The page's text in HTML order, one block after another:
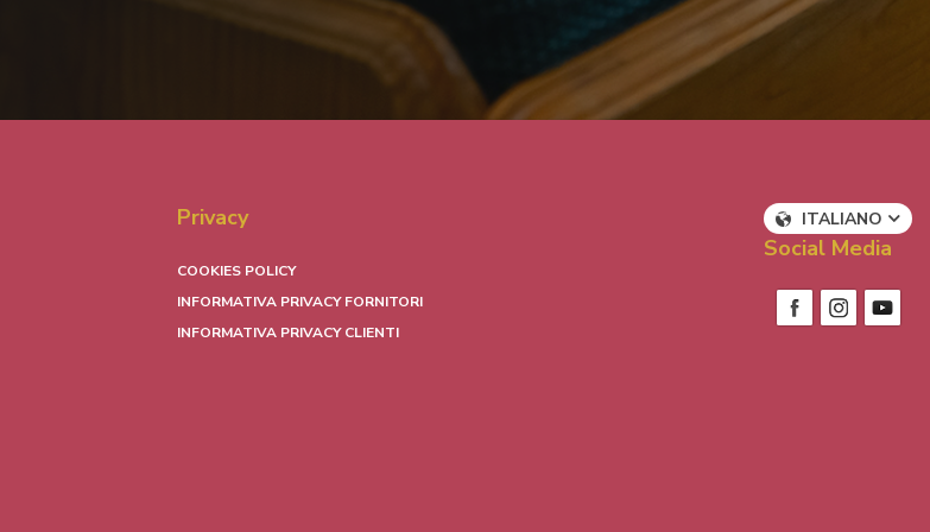
Privacy
COOKIES POLICY
INFORMATIVA PRIVACY FORNITORI
INFORMATIVA PRIVACY CLIENTI
ITALIANO
Social Media